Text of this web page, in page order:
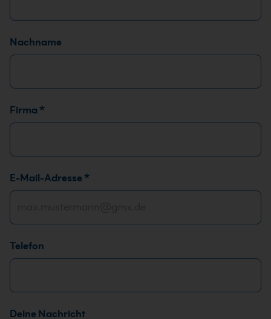
Nachname
Firma *
E-Mail-Adresse *
Telefon
Deine Nachricht